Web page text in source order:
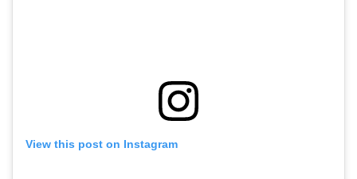
View this post on Instagram